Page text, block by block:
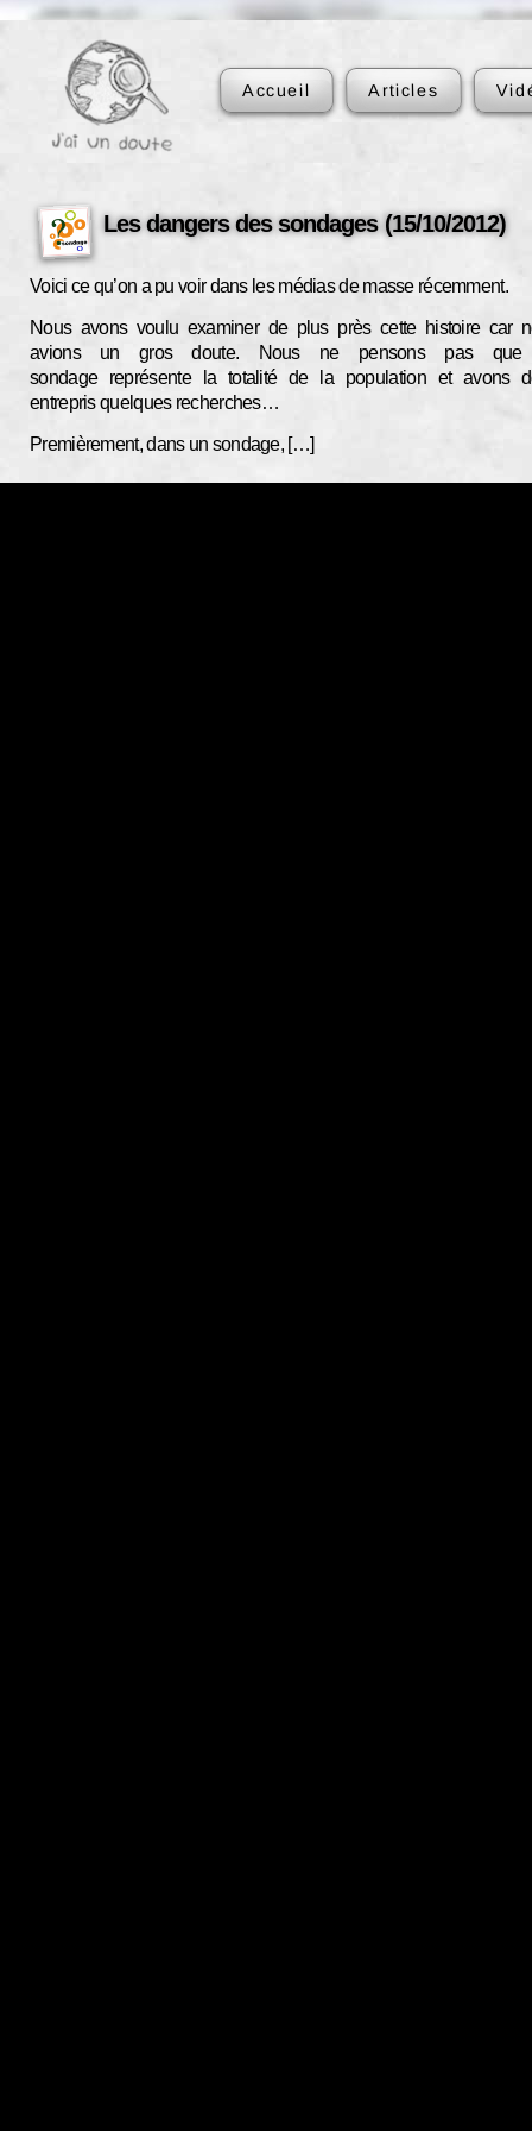
Accueil Articles
Les dangers des sondages (15/10/2012)
Voici ce qu’on a pu voir dans les médias de masse récemment.
Nous avons voulu examiner de plus près cette histoire car
avions un gros doute. Nous ne pensons pas
sondage représente la totalité de la population et avons
entrepris quelques recherches…
Premièrement, dans un sondage, […]